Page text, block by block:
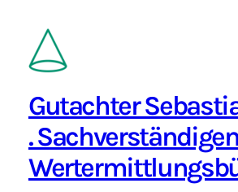
Inhalt
springen
Gutachter
.